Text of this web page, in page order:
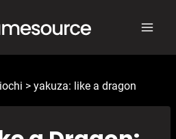
> yakuza: like a dragon